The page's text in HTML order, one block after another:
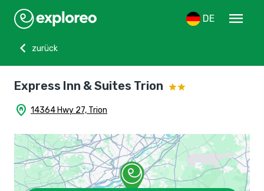
DE
menu
chevron_left
zurück
Express Inn & Suites Trion
home_pin 14364 Hwy 27, Trion